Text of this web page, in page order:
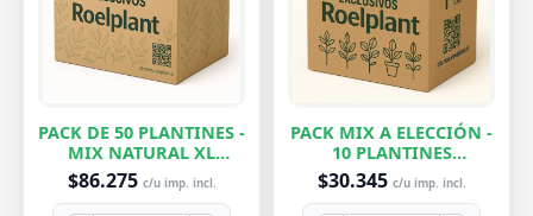
PACK DE 50 PLANTINES -
MIX NATURAL XL
EXCLUSIVOS
$86.275 c/u imp. incl.
PACK MIX A ELECCIÓN -
10 PLANTINES
EXCLUSIVOS
$30.345 c/u imp. incl.